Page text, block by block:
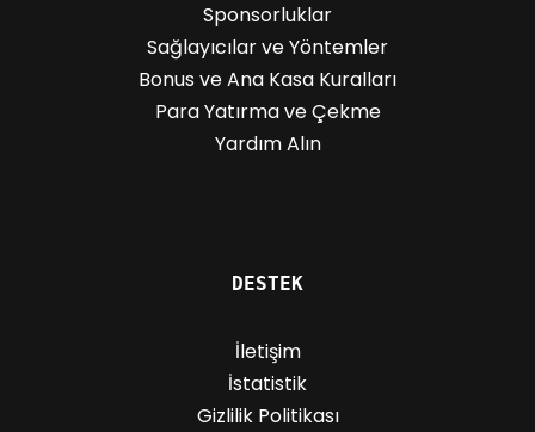
Sponsorluklar
Sağlayıcılar ve Yöntemler
Bonus ve Ana Kasa Kuralları
Para Yatırma ve Çekme
Yardım Alın
DESTEK
İletişim
İstatistik
Gizlilik Politikası